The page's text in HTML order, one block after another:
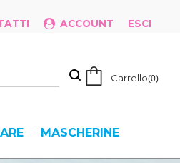
ACCOUNT ESCI
Carrello 0
MASCHERINE